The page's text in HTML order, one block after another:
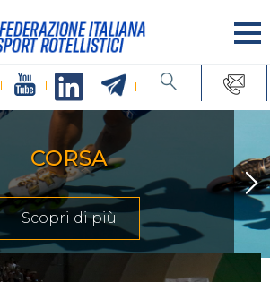
CORSA
Scopri di più